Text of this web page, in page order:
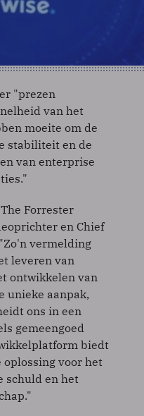
"prezen
van het
moeite om de
stabiliteit en de
van enterprise
Forrester
en Chief
vermelding
leveren van
ontwikkelen van
unieke aanpak,
ons in een
gemeengoed
biedt
voor het
schuld en het